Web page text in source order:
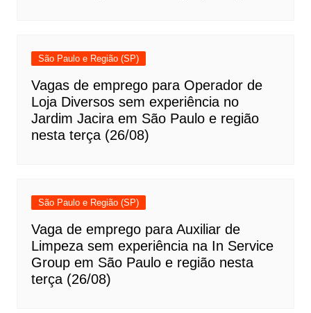
São Paulo e Região (SP)
Vagas de emprego para Operador de
Loja Diversos sem experiência no
Jardim Jacira em São Paulo e região
nesta terça (26/08)
São Paulo e Região (SP)
Vaga de emprego para Auxiliar de
Limpeza sem experiência na In Service
Group em São Paulo e região nesta
terça (26/08)